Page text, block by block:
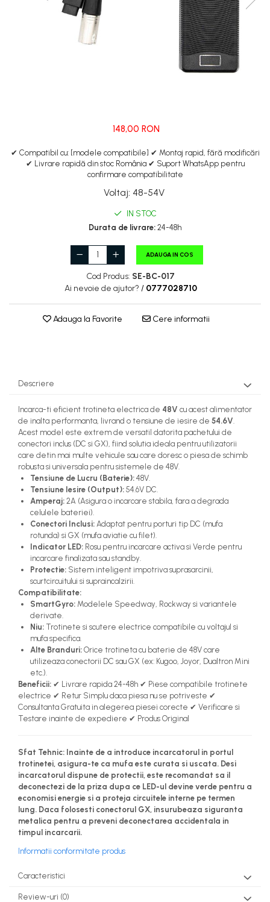
https://www.doctortrotineta.ro/lumini
Suspensie
148,00 RON
✔ Compatibil cu: [modele compatibile] ✔ Montaj rapid, fără modificări
✔ Livrare rapidă din stoc România ✔ Suport WhatsApp pentru
confirmare compatibilitate
Voltaj: 48-54V
IN STOC
Durata de livrare: 24-48h
ADAUGA IN COS
Cod Produs: SE-BC-017
Ai nevoie de ajutor? / 0777028710
Adauga la Favorite Cere informatii
Descriere
Incarca-ti eficient trotineta electrica de 48V cu acest alimentator
de inalta performanta, livrand o tensiune de iesire de 54.6V.
Acest model este extrem de versatil datorita pachetului de
conectori inclus (DC si GX), fiind solutia ideala pentru utilizatorii
care detin mai multe vehicule sau care doresc o piesa de schimb
robusta si universala pentru sistemele de 48V.
Tensiune de Lucru (Baterie): 48V.
Tensiune Iesire (Output): 54.6V DC.
Amperaj: 2A (Asigura o incarcare stabila, fara a degrada
celulele bateriei).
Conectori Inclusi: Adaptat pentru porturi tip DC (mufa
rotunda) si GX (mufa aviatie cu filet).
Indicator LED: Rosu pentru incarcare activa si Verde pentru
incarcare finalizata sau standby.
Protectie: Sistem inteligent impotriva suprasarcinii,
scurtcircuitului si supraincalzirii.
Compatibilitate:
SmartGyro: Modelele Speedway, Rockway si variantele
derivate.
Niu: Trotinete si scutere electrice compatibile cu voltajul si
mufa specifica.
Alte Branduri: Orice trotineta cu baterie de 48V care
utilizeaza conectorii DC sau GX (ex: Kugoo, Joyor, Dualtron Mini
etc.).
Beneficii: ✔ Livrare rapida 24-48h ✔ Piese compatibile trotinete
electrice ✔ Retur Simplu daca piesa nu se potriveste ✔
Consultanta Gratuita in alegerea piesei corecte ✔ Verificare si
Testare inainte de expediere ✔ Produs Original
Sfat Tehnic: Inainte de a introduce incarcatorul in portul
trotinetei, asigura-te ca mufa este curata si uscata. Desi
incarcatorul dispune de protectii, este recomandat sa il
deconectezi de la priza dupa ce LED-ul devine verde pentru a
economisi energie si a proteja circuitele interne pe termen
lung. Daca folosesti conectorul GX, insurubeaza siguranta
metalica pentru a preveni deconectarea accidentala in
timpul incarcarii.
Informatii conformitate produs
Caracteristici
Review-uri (0)